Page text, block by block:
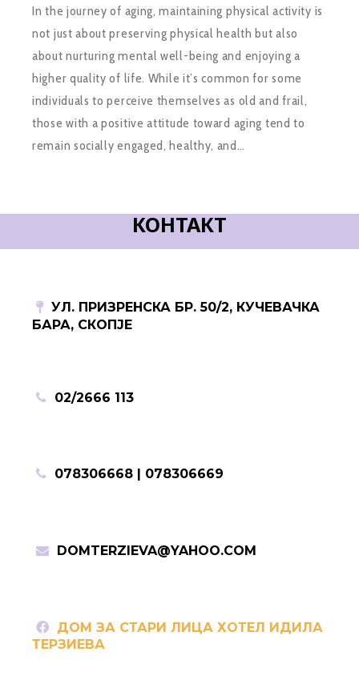
In the journey of aging, maintaining physical activity is
not just about preserving physical health but also
about nurturing mental well-being and enjoying a
higher quality of life. While it’s common for some
individuals to perceive themselves as old and frail,
those with a positive attitude toward aging tend to
remain socially engaged, healthy, and…
КОНТАКТ
УЛ. ПРИЗРЕНСКА БР. 50/2, КУЧЕВАЧКА
БАРА, СКОПЈЕ
02/2666 113
078306668 | 078306669
DOMTERZIEVA@YAHOO.COM
ДОМ ЗА СТАРИ ЛИЦА ХОТЕЛ ИДИЛА
ТЕРЗИЕВА